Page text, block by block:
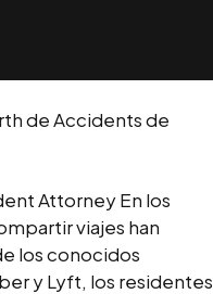
de Accidents de
En los
viajes han
los conocidos
y Lyft, los residentes